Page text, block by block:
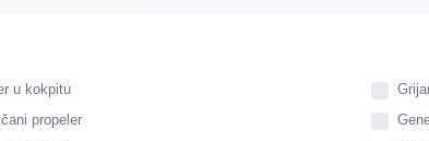
u kokpitu
propeler